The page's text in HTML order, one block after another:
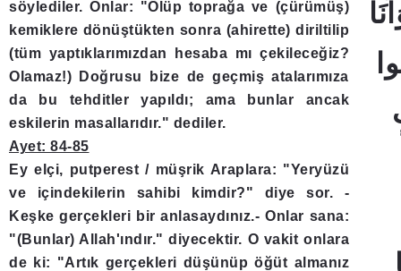
söylediler. Onlar: "Ölüp toprağa ve (çürümüş)
kemiklere dönüştükten sonra (ahirette) diriltilip
(tüm yaptıklarımızdan hesaba mı çekileceğiz?
Olamaz!) Doğrusu bize de geçmiş atalarımıza
da bu tehditler yapıldı; ama bunlar ancak
eskilerin masallarıdır." dediler.
Ayet: 84-85
Ey elçi, putperest / müşrik Araplara: "Yeryüzü
ve içindekilerin sahibi kimdir?" diye sor. -
Keşke gerçekleri bir anlasaydınız.- Onlar sana:
"(Bunlar) Allah'ındır." diyecektir. O vakit onlara
de ki: "Artık gerçekleri düşünüp öğüt almanız